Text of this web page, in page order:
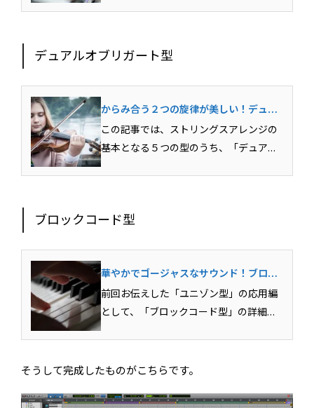
な情報を網羅していますので、ぜひ参考
デュアルオブリガート型
からみ合う２つの旋律が美しい！デュア
ルオブリガート型ストリングスアレンジ
を解説！
この記事では、ストリングスアレンジの
基本となる５つの型のうち、「デュアル
ていますので、ストリングスアレンジだ
ブロックコード型
華やかでゴージャスなサウンド！ブロッ
クコード型ストリングスアレンジのテク
ニックを解説
前回お伝えした「ユニゾン型」の応用編
として、「ブロックコード型」の詳細な
ャスなアレンジになるこの型は、ジャズ
この記事を参考にバッチリ...
そうして完成したものがこちらです。